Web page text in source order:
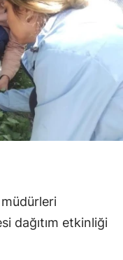
müdürleri
dağıtım etkinliği